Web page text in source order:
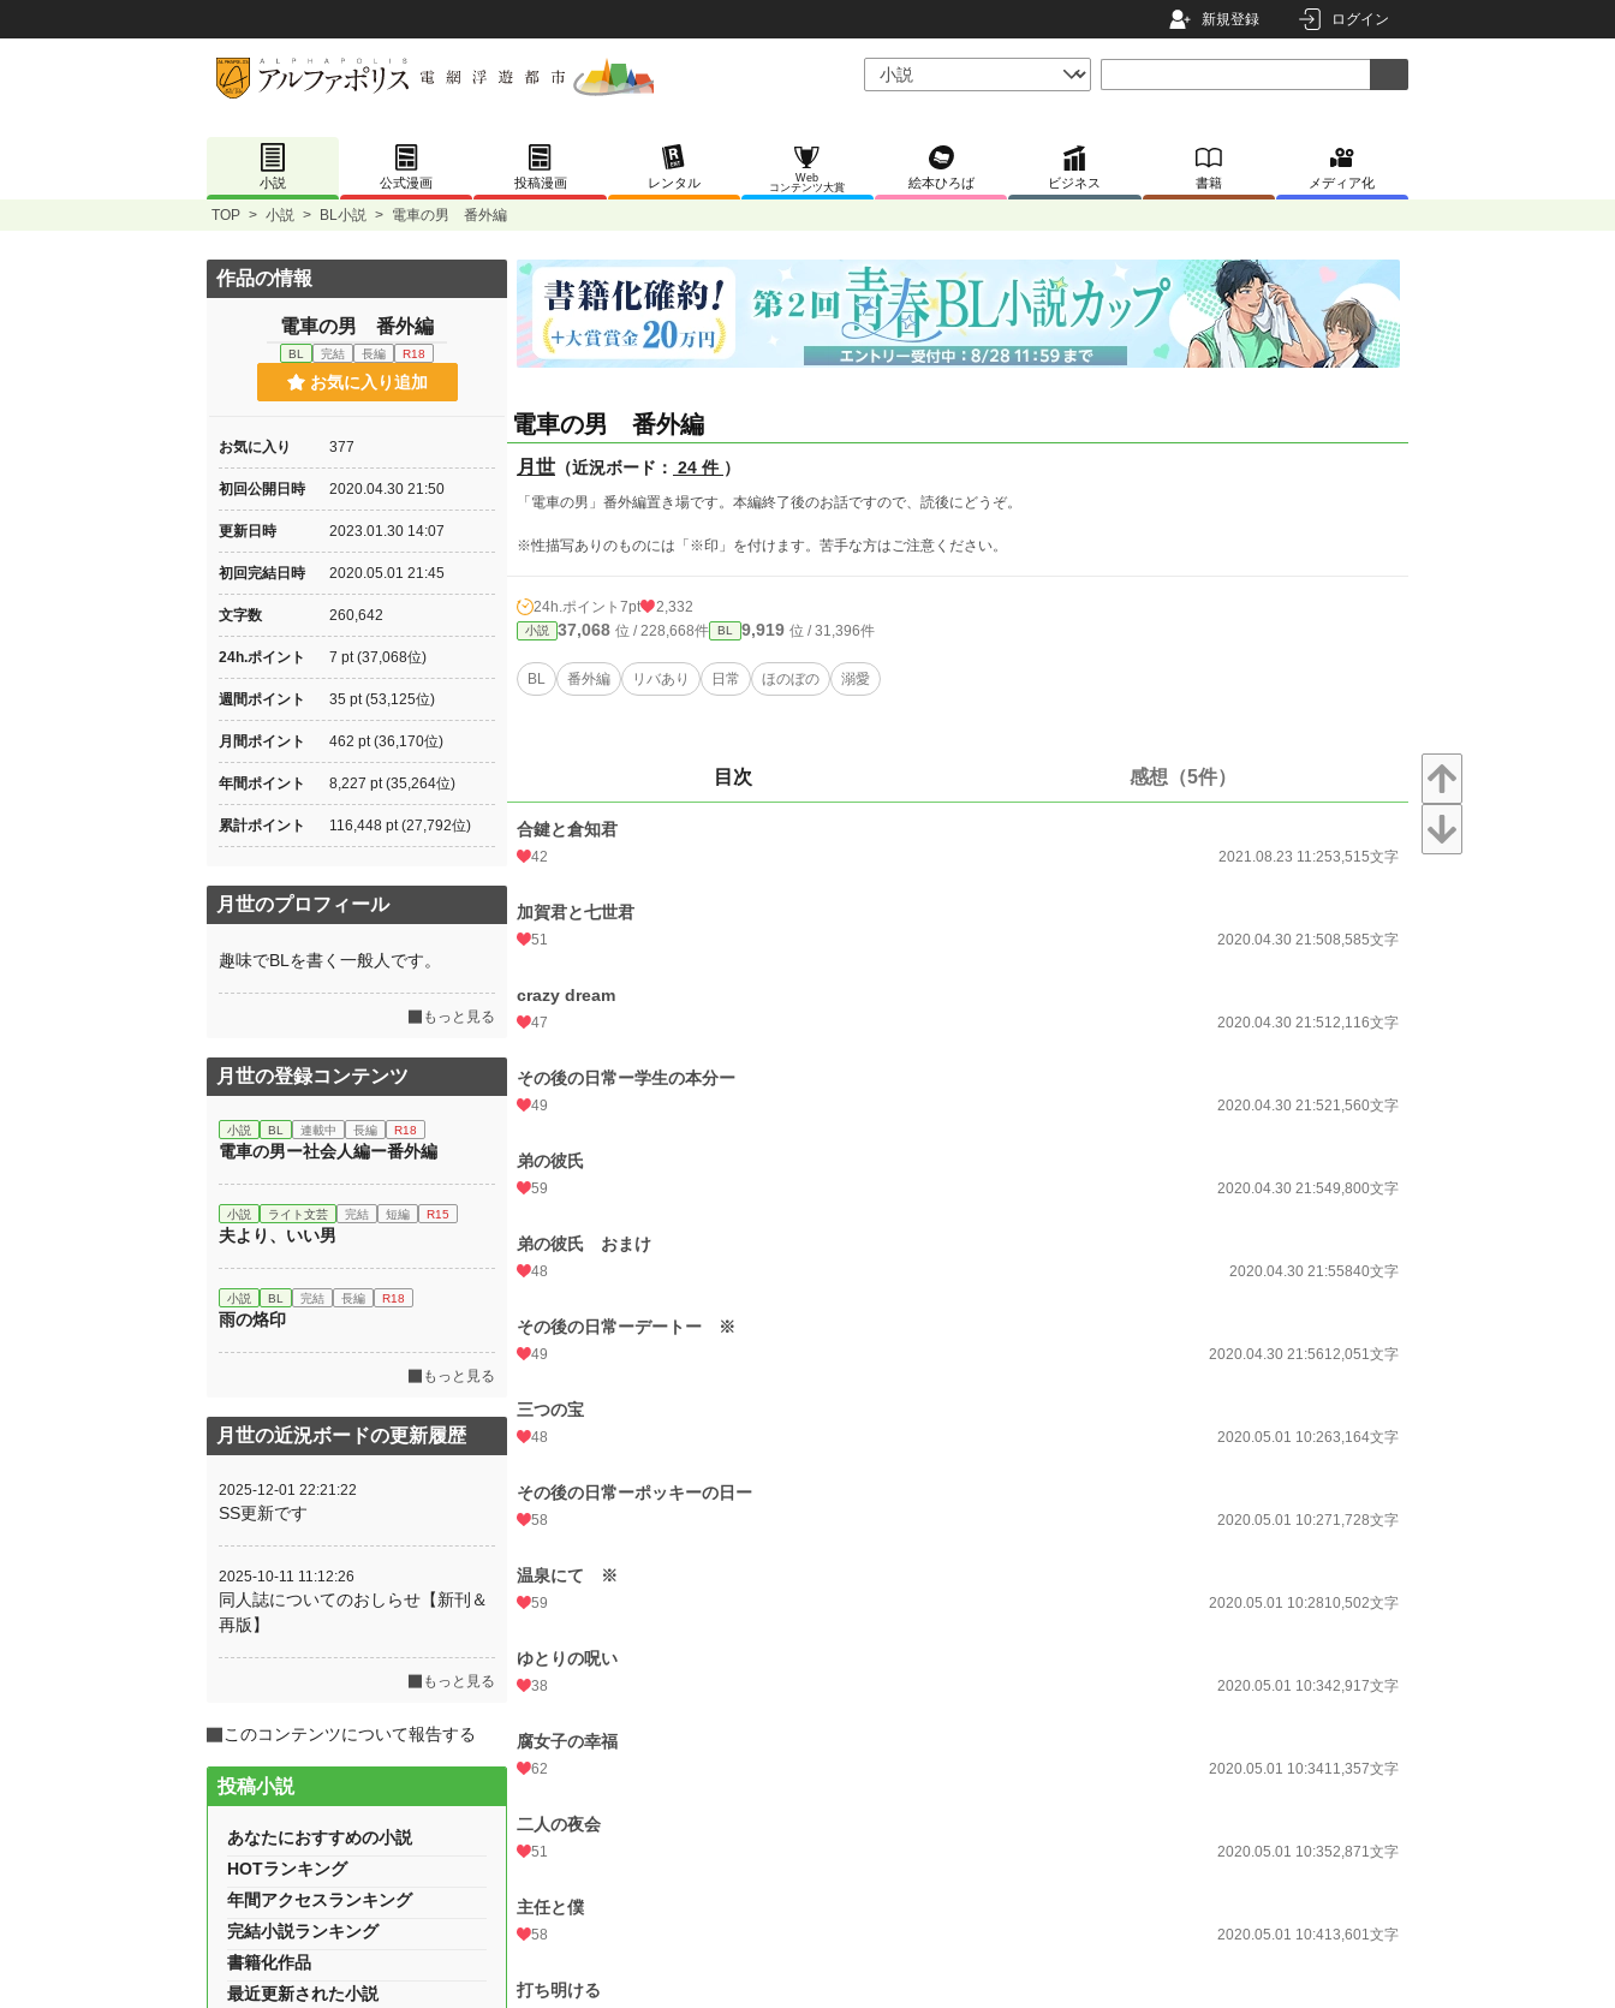
新規登録 ログイン
小説 公式漫画 投稿漫画 レンタル
Web
コンテンツ大賞
絵本ひろば ビジネス 書籍 メディア化
TOP > 小説 > BL小説 > 電車の男 番外編
電車の男 番外編
月世 （近況ボード： 24 件 ）
「電車の男」番外編置き場です。本編終了後のお話ですので、読後にどうぞ。
※性描写ありのものには「※印」を付けます。苦手な方はご注意ください。
24h.ポイント 7pt 2,332
小説 37,068 位 / 228,668件 BL 9,919 位 / 31,396件
BL 番外編 リバあり 日常 ほのぼの 溺愛
目次 感想（5件）
合鍵と倉知君
42 2021.08.23 11:253,515文字
加賀君と七世君
51 2020.04.30 21:508,585文字
crazy dream
47 2020.04.30 21:512,116文字
その後の日常ー学生の本分ー
49 2020.04.30 21:521,560文字
弟の彼氏
59 2020.04.30 21:549,800文字
弟の彼氏 おまけ
48 2020.04.30 21:55840文字
その後の日常ーデートー ※
49 2020.04.30 21:5612,051文字
三つの宝
48 2020.05.01 10:263,164文字
その後の日常ーポッキーの日ー
58 2020.05.01 10:271,728文字
温泉にて ※
59 2020.05.01 10:2810,502文字
ゆとりの呪い
38 2020.05.01 10:342,917文字
腐女子の幸福
62 2020.05.01 10:3411,357文字
二人の夜会
51 2020.05.01 10:352,871文字
主任と僕
58 2020.05.01 10:413,601文字
打ち明ける
作品の情報
電車の男 番外編
BL 完結 長編 R18
お気に入り追加
お気に入り 377
初回公開日時 2020.04.30 21:50
更新日時 2023.01.30 14:07
初回完結日時 2020.05.01 21:45
文字数 260,642
24h.ポイント 7 pt (37,068位)
週間ポイント 35 pt (53,125位)
月間ポイント 462 pt (36,170位)
年間ポイント 8,227 pt (35,264位)
累計ポイント 116,448 pt (27,792位)
月世のプロフィール
趣味でBLを書く一般人です。
もっと見る
月世の登録コンテンツ
小説 BL 連載中 長編 R18
電車の男ー社会人編ー番外編
小説 ライト文芸 完結 短編 R15
夫より、いい男
小説 BL 完結 長編 R18
雨の烙印
もっと見る
月世の近況ボードの更新履歴
2025-12-01 22:21:22
SS更新です
2025-10-11 11:12:26
同人誌についてのおしらせ【新刊＆
再版】
もっと見る
このコンテンツについて報告する
投稿小説
あなたにおすすめの小説
HOTランキング
年間アクセスランキング
完結小説ランキング
書籍化作品
最近更新された小説